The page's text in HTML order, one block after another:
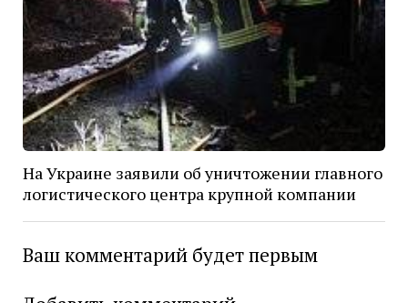
На Украине заявили об уничтожении главного
логистического центра крупной компании
Ваш комментарий будет первым